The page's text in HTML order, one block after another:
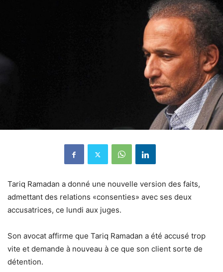
Tariq Ramadan a donné une nouvelle version des faits,
admettant des relations «consenties» avec ses deux
accusatrices, ce lundi aux juges.
Son avocat affirme que Tariq Ramadan a été accusé trop
vite et demande à nouveau à ce que son client sorte de
détention.